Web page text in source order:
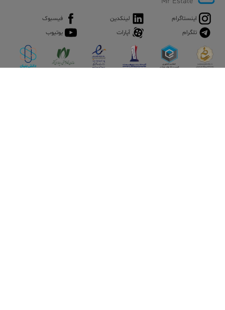
اینستاگرام لینکدین
فیسبوک
تلگرام
آپارات یوتیوب